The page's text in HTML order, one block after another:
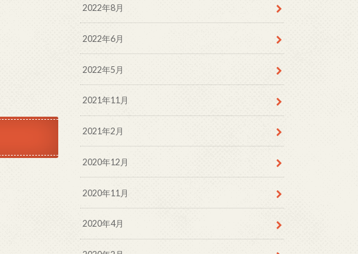
2022年8月
2022年6月
2022年5月
2021年11月
2021年2月
2020年12月
2020年11月
2020年4月